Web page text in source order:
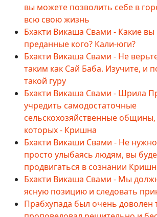
вы можете позволить себе в
всю свою жизнь
Бхакти Викаша Свами - Какие
преданные кого? Кали-юги?
Бхакти Викаша Свами - Не
таким как Сай Баба. Изучите, и
такой гуру
Бхакти Викаша Свами - Шрила
учредить самодостаточные
сельскохозяйственные общины,
которых - Кришна
Бхакти Викаши Свами - Не
просто улыбаясь людям, вы
продвигаться в сознании
Бхакти Викаша Свами - Мы
ясную позицию и следовать
Прабхупада был очень доволен